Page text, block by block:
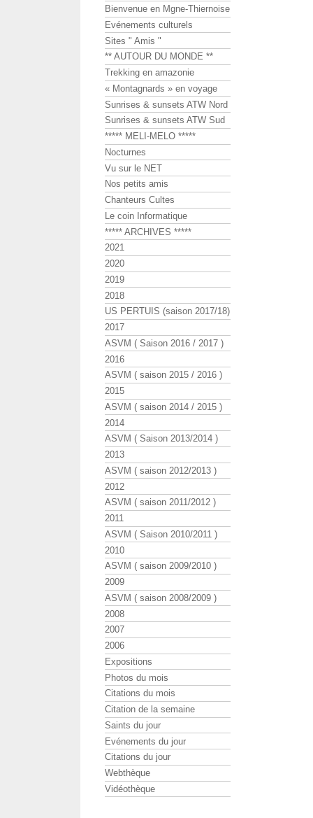
Bienvenue en Mgne-Thiernoise
Evénements culturels
Sites " Amis "
** AUTOUR DU MONDE **
Trekking en amazonie
« Montagnards » en voyage
Sunrises & sunsets ATW Nord
Sunrises & sunsets ATW Sud
***** MELI-MELO *****
Nocturnes
Vu sur le NET
Nos petits amis
Chanteurs Cultes
Le coin Informatique
***** ARCHIVES *****
2021
2020
2019
2018
US PERTUIS (saison 2017/18)
2017
ASVM ( Saison 2016 / 2017 )
2016
ASVM ( saison 2015 / 2016 )
2015
ASVM ( saison 2014 / 2015 )
2014
ASVM ( Saison 2013/2014 )
2013
ASVM ( saison 2012/2013 )
2012
ASVM ( saison 2011/2012 )
2011
ASVM ( Saison 2010/2011 )
2010
ASVM ( saison 2009/2010 )
2009
ASVM ( saison 2008/2009 )
2008
2007
2006
Expositions
Photos du mois
Citations du mois
Citation de la semaine
Saints du jour
Evénements du jour
Citations du jour
Webthèque
Vidéothèque